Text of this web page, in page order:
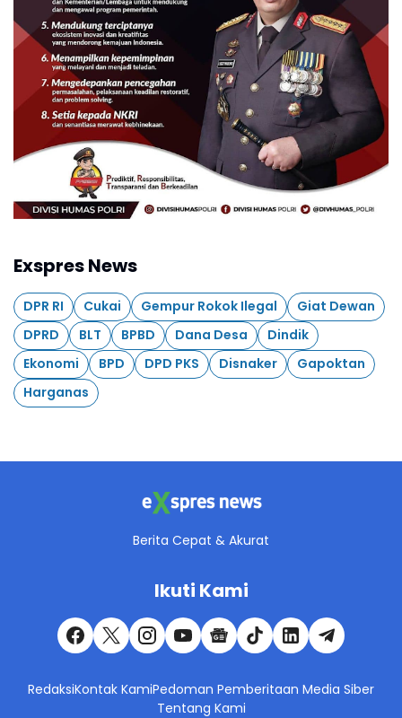
Exspres News
DPR RI Cukai Gempur Rokok Ilegal
Giat Dewan
DPRD
BLT BPBD Dana Desa
Dindik
Ekonomi
BPD DPD PKS Disnaker
Gapoktan
Harganas
Berita Cepat & Akurat
Ikuti Kami
RedaksiKontak KamiPedoman Pemberitaan Media Siber
Tentang Kami